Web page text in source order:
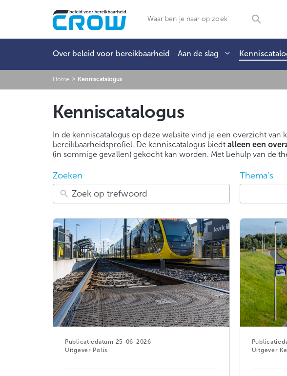
Zoeken
Over beleid voor bereikbaarheid Aan de slag
Home > Kenniscatalogus
Kenniscatalogus
In de kenniscatalogus op deze website vind je een overzicht
bereikbaarheidsprofiel. De kenniscatalogus biedt alleen een
(in sommige gevallen) gekocht kan worden. Met behulp van de
Zoeken Thema's
5
results
25-06-2026
Polis